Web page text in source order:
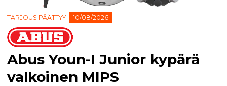
TARJOUS PÄÄTTYY 10/08/2026
Abus Youn-I Junior kypärä
valkoinen MIPS